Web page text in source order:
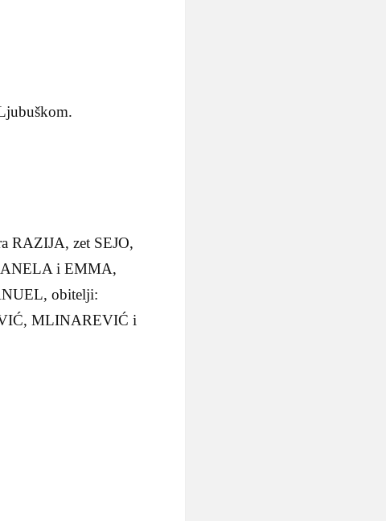
RAZIJA, zet SEJO,
i EMMA,
obitelji:
MLINAREVIĆ i